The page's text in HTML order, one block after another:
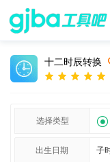
十二时辰转换
选择类型
出生日期